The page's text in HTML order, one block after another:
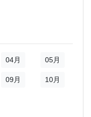
04月 05月
09月 10月